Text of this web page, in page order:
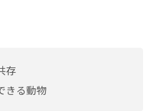
存
きる動物